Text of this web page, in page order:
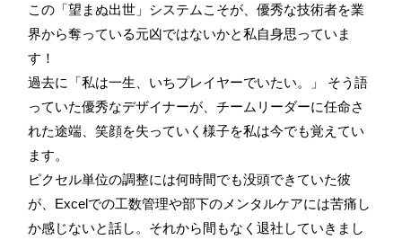
この「望まぬ出世」システムこそが、優秀な技術者を業
界から奪っている元凶ではないかと私自身思っていま
す！
過去に「私は一生、いちプレイヤーでいたい。」 そう語
っていた優秀なデザイナーが、チームリーダーに任命さ
れた途端、笑顔を失っていく様子を私は今でも覚えてい
ます。
ピクセル単位の調整には何時間でも没頭できていた彼
が、Excelでの工数管理や部下のメンタルケアには苦痛し
か感じないと話し。それから間もなく退社していきまし